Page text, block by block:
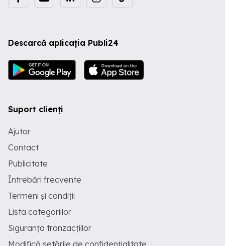
Descarcă aplicația Publi24
Suport clienți
Ajutor
Contact
Publicitate
Întrebări frecvente
Termeni și condiții
Lista categoriilor
Siguranța tranzacțiilor
Modifică setările de confidențialitate